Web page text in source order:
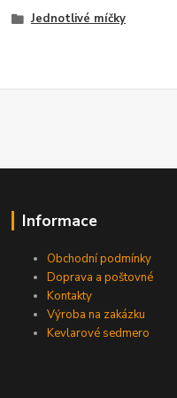
Jednotlivé míčky
Informace
Obchodní podmínky
Doprava a poštovné
Kontakty
Výroba na zakázku
Kevlarové sedmero